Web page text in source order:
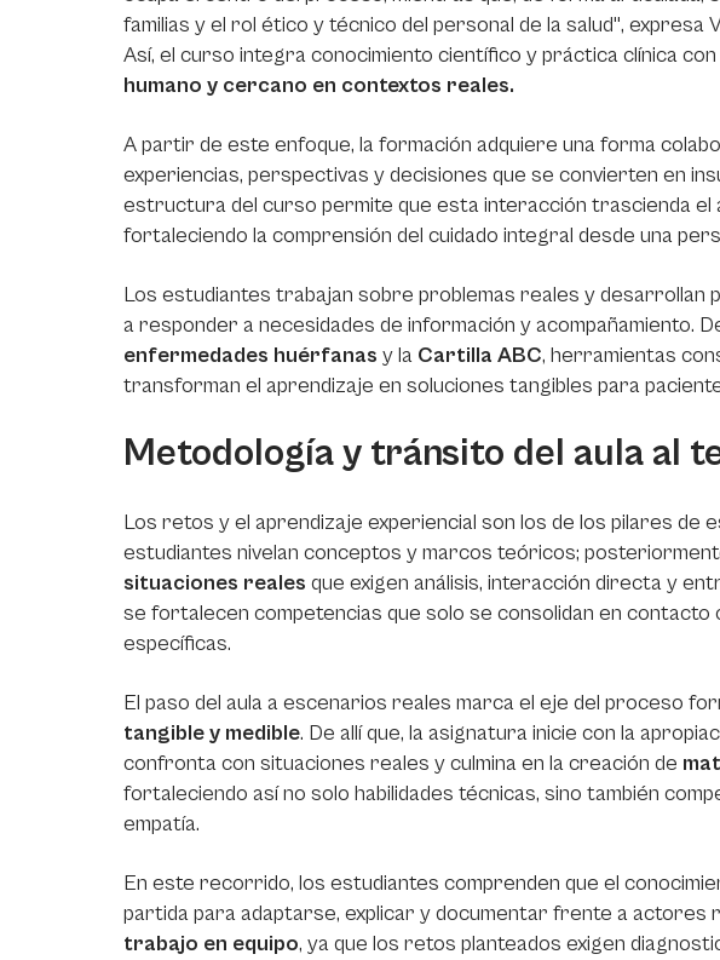
familias y el rol ético y técnico del personal de la salud", expresa
Así, el curso integra conocimiento científico y práctica clínica
humano y cercano en contextos reales.
A partir de este enfoque, la formación adquiere una forma
experiencias, perspectivas y decisiones que se convierten en
estructura del curso permite que esta interacción trascienda el
fortaleciendo la comprensión del cuidado integral desde una
Los estudiantes trabajan sobre problemas reales y desarrollan
a responder a necesidades de información y acompañamiento.
enfermedades huérfanas y la Cartilla ABC, herramientas
transforman el aprendizaje en soluciones tangibles para
Metodología y tránsito del aula al
Los retos y el aprendizaje experiencial son los de los pilares de
estudiantes nivelan conceptos y marcos teóricos;
situaciones reales que exigen análisis, interacción directa y
se fortalecen competencias que solo se consolidan en
específicas.
El paso del aula a escenarios reales marca el eje del proceso
tangible y medible. De allí que, la asignatura inicie con la
confronta con situaciones reales y culmina en la creación de
fortaleciendo así no solo habilidades técnicas, sino también
empatía.
En este recorrido, los estudiantes comprenden que el
partida para adaptarse, explicar y documentar frente a actores
trabajo en equipo, ya que los retos planteados exigen